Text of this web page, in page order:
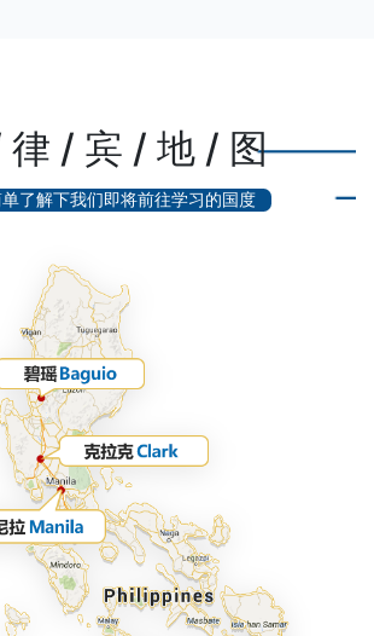
律 / 宾 / 地 / 图
了解下我们即将前往学习的国度